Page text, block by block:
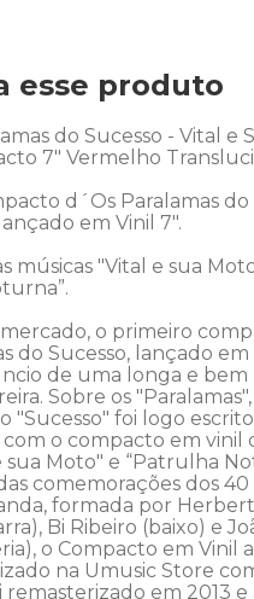
esse produto
do Sucesso - Vital e
7" Vermelho
d´Os Paralamas do
em Vinil 7".
músicas "Vital e sua
o primeiro
do Sucesso, lançado em
de uma longa e bem
Sobre os
o "Sucesso" foi logo escrito
o compacto em vinil
sua Moto" e “Patrulha
comemorações dos 40
formada por
Bi Ribeiro (baixo) e
o Compacto em Vinil
na Umusic Store
em 2013 e